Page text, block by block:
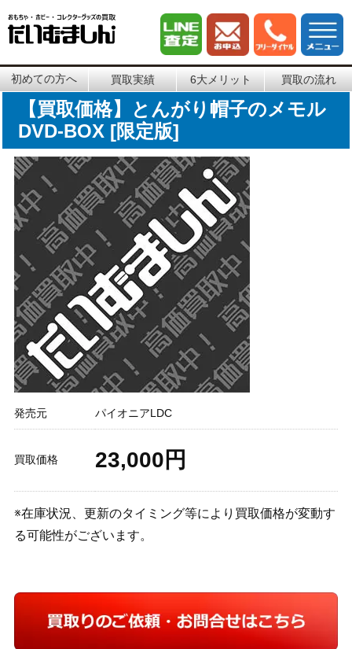
初めての方へ 買取実績 6大メリット 買取の流れ
【買取価格】とんがり帽子のメモル
DVD-BOX [限定版]
発売元 パイオニアLDC
買取価格 23,000円
※在庫状況、更新のタイミング等により買取価格が変動す
る可能性がございます。